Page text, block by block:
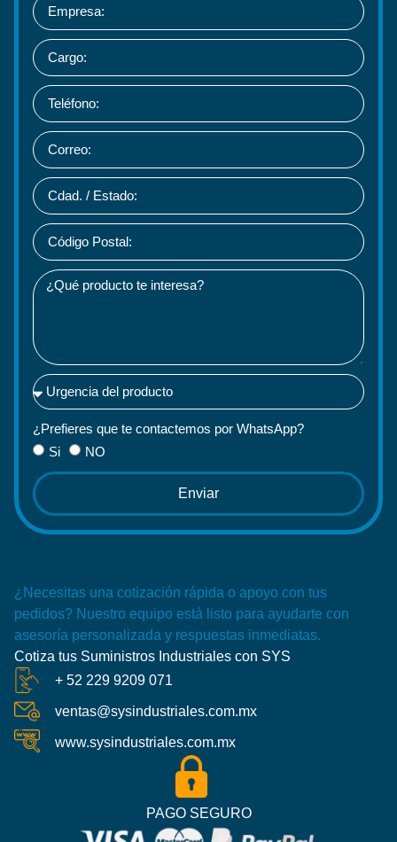
¿Necesitas una cotización rápida o apoyo con tus
pedidos? Nuestro equipo está listo para ayudarte con
asesoría personalizada y respuestas inmediatas.
Cotiza tus Suministros Industriales con SYS
+ 52 229 9209 071
ventas@sysindustriales.com.mx
www.sysindustriales.com.mx
PAGO SEGURO
¿Prefieres que te contactemos por WhatsApp?
Si
NO
Enviar